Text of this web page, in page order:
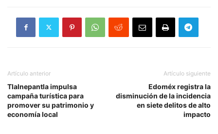
Artículo anterior
Tlalnepantla impulsa
campaña turística para
promover su patrimonio y
economía local
Artículo siguiente
Edoméx registra la
disminución de la incidencia
en siete delitos de alto
impacto